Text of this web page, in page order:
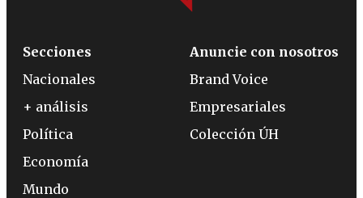
Secciones
Nacionales
+ análisis
Política
Economía
Mundo
Anuncie con nosotros
Brand Voice
Empresariales
Colección ÚH